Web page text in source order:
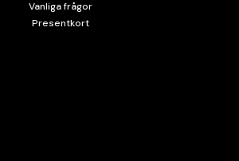
Vanliga frågor
Presentkort